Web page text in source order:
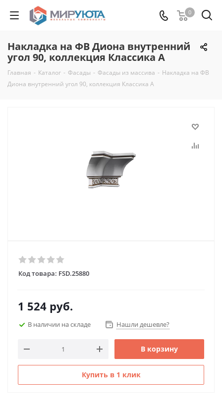
0
Накладка на ФВ Диона внутренний
угол 90, коллекция Классика А
Главная - Каталог - Фасады - Фасады из массива - Накладка на ФВ
Диона внутренний угол 90, коллекция Классика А
Код товара: FSD.25880
1 524 руб.
В наличии на складе Нашли дешевле?
В корзину
Купить в 1 клик